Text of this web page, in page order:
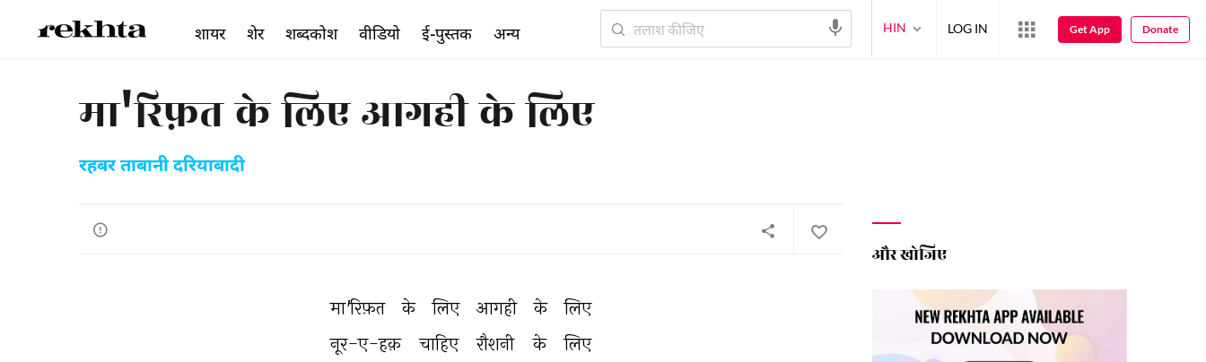
मा'रिफ़त के लिए आगही के लिए
रहबर ताबानी दरियाबादी
मा'रिफ़त के लिए आगही के
लिए
नूर-ए-हक़
चाहिए रौशनी के लिए
और खोजिए
शायर शेर शब्दकोश वीडियो ई-पुस्तक अन्य HIN LOG IN Get App Donate